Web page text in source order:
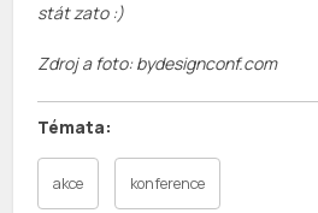
stát zato :)
Zdroj a foto: bydesignconf.com
akce konference